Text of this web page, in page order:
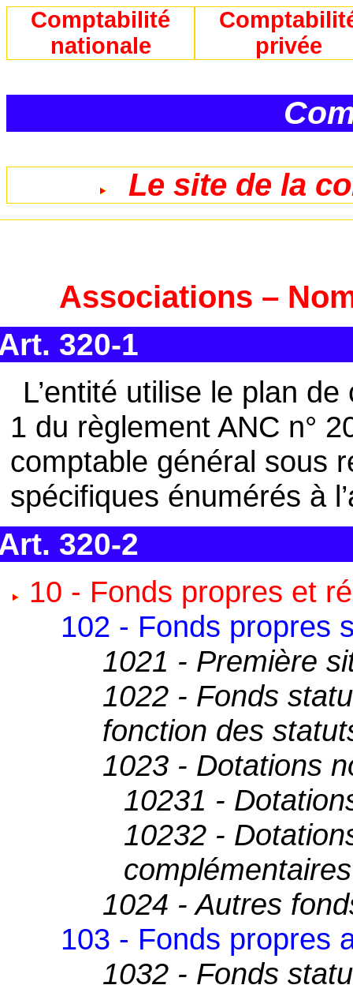
Comptabilité
nationale
privée
Le site de la
Associations –
320-1
L’entité utilise le plan
1 du règlement ANC n°
comptable général sous
spécifiques énumérés à
320-2
10 - Fonds propres et
102 - Fonds propres
1021 - Première
1022 - Fonds
fonction des
1023 - Dotations
10231 -
10232 -
complémentaires
1024 - Autres
103 - Fonds propres
1032 - Fonds